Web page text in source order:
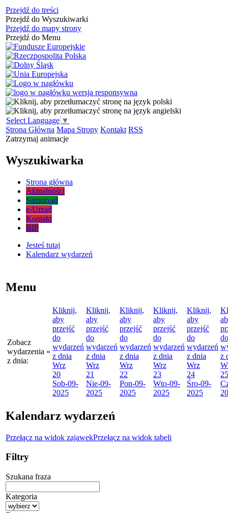
Przejdź do treści
Przejdź do Wyszukiwarki
Przejdź do mapy strony
Przejdź do Menu
Select Language ▼
Strona Główna Mapa Strony Kontakt RSS
Zatrzymaj animacje
Wyszukiwarka
Strona główna
Aktualności
Samorząd
e-Urząd
Kontakt
BIP
Jesteś tutaj
Kalendarz wydarzeń
Menu
Zobacz
wydarzenia
z dnia:
«
Kliknij,
aby
przejść
do
wydarzeń
z dnia
Wrz
20
Sob-09-
2025
Kliknij,
aby
przejść
do
wydarzeń
z dnia
Wrz
21
Nie-09-
2025
Kliknij,
aby
przejść
do
wydarzeń
z dnia
Wrz
22
Pon-09-
2025
Kliknij,
aby
przejść
do
wydarzeń
z dnia
Wrz
23
Wto-09-
2025
Kliknij,
aby
przejść
do
wydarzeń
z dnia
Wrz
24
Śro-09-
2025
do
z
25
Kalendarz wydarzeń
Przełącz na widok zajawekPrzełącz na widok tabeli
Filtry
Szukana fraza
Kategoria